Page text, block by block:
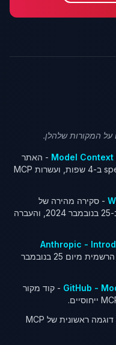
על המקורות שלהלן.
Model - האתר
הרשמי של MCP. כולל specification, SDKs ב-4 שפות, ועשרות MCP
- סקירה מהירה של
היסטוריית MCP, ההכרזה של אנתרופיק ב-25 בנובמבר 2024, והעברה
Anthropic -
- ההכרזה הרשמית מיום 25 בנובמבר
GitHub - - קוד מקור
- דוגמה ראשונית של MCP